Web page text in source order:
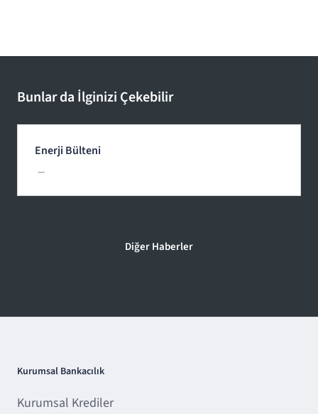
Bunlar da İlginizi Çekebilir
Enerji Bülteni
—
Diğer Haberler
Kurumsal Bankacılık
Kurumsal Krediler